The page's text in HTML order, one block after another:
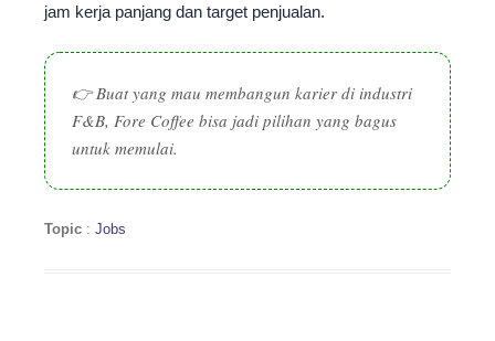
jam kerja panjang dan target penjualan.
👉 Buat yang mau membangun karier di industri
F&B, Fore Coffee bisa jadi pilihan yang bagus
untuk memulai.
Topic : Jobs